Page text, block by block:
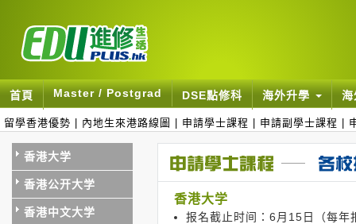
首頁 Master / Postgrad DSE點修科 海外升學
留學香港優勢 內地生來港路線圖 申請學士課程 申請副學士課程
香港大学
香港公开大学
香港中文大学
香港大学
报名截止时间：6月15日（每年